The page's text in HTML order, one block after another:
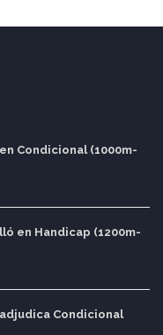
Condicional (1000m-
en Handicap (1200m-
Condicional